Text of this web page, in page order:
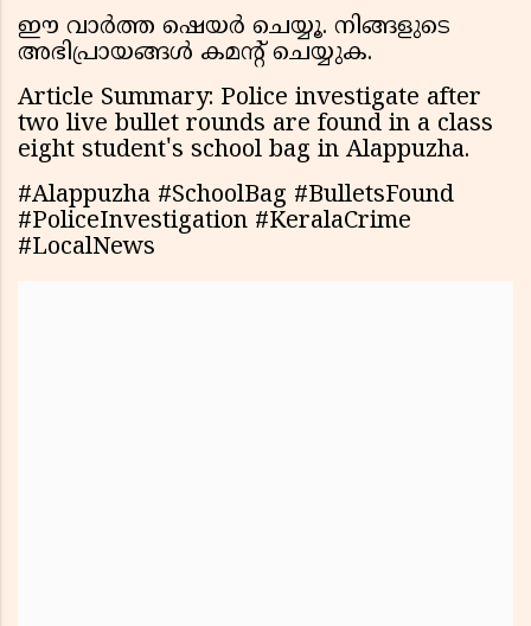
ഈ വാർത്ത ഷെയർ ചെയ്യൂ. നിങ്ങളുടെ
അഭിപ്രായങ്ങൾ കമൻ്റ് ചെയ്യുക.
Article Summary: Police investigate after
two live bullet rounds are found in a class
eight student's school bag in Alappuzha.
#Alappuzha #SchoolBag #BulletsFound
#PoliceInvestigation #KeralaCrime
#LocalNews